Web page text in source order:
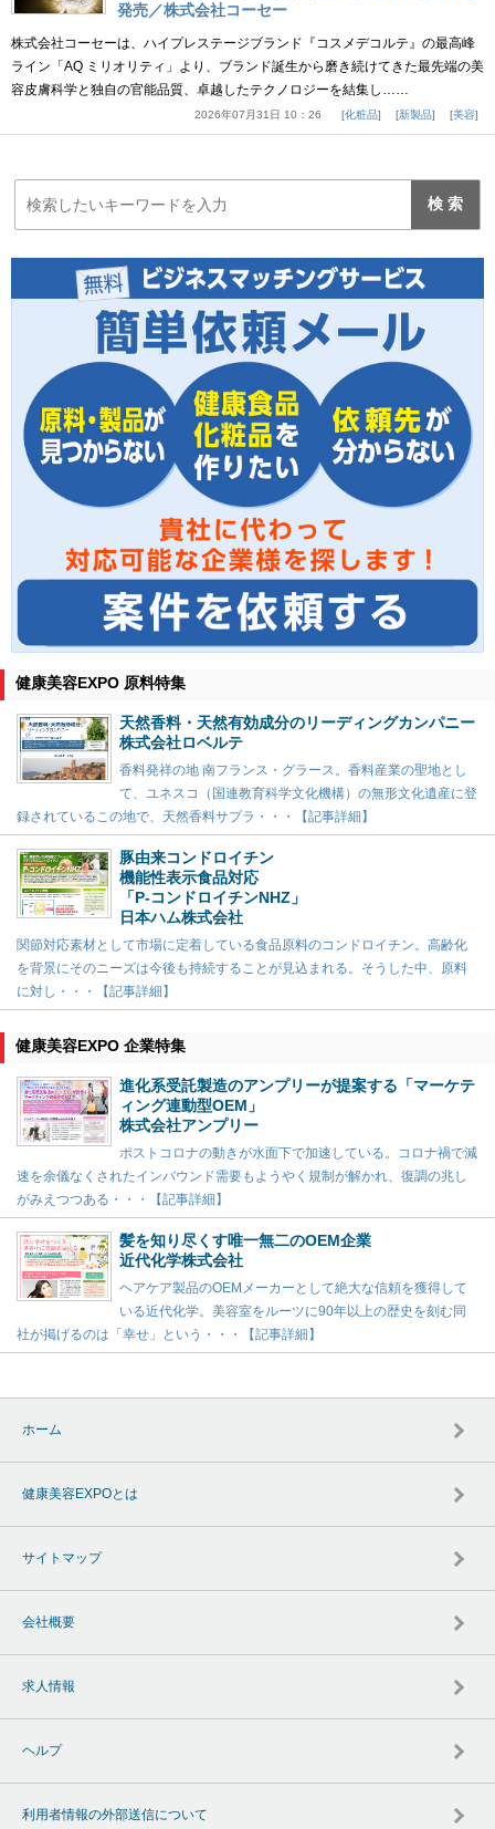
発売／株式会社コーセー
株式会社コーセーは、ハイプレステージブランド『コスメデコルテ』の最高峰
ライン「AQ ミリオリティ」より、ブランド誕生から磨き続けてきた最先端の美
容皮膚科学と独自の官能品質、卓越したテクノロジーを結集し……
2026年07月31日 10：26 化粧品 新製品 美容
健康美容EXPO 原料特集
天然香料・天然有効成分のリーディングカンパニー
株式会社ロベルテ
香料発祥の地 南フランス・グラース。香料産業の聖地とし
て、ユネスコ（国連教育科学文化機構）の無形文化遺産に登
録されているこの地で、天然香料サプラ・・・【記事詳細】
豚由来コンドロイチン
機能性表示食品対応
「P-コンドロイチンNHZ」
日本ハム株式会社
関節対応素材として市場に定着している食品原料のコンドロイチン。高齢化
を背景にそのニーズは今後も持続することが見込まれる。そうした中、原料
に対し・・・【記事詳細】
健康美容EXPO 企業特集
進化系受託製造のアンプリーが提案する「マーケテ
ィング連動型OEM」
株式会社アンプリー
ポストコロナの動きが水面下で加速している。コロナ禍で減
速を余儀なくされたインバウンド需要もようやく規制が解かれ、復調の兆し
がみえつつある・・・【記事詳細】
髪を知り尽くす唯一無二のOEM企業
近代化学株式会社
ヘアケア製品のOEMメーカーとして絶大な信頼を獲得して
いる近代化学。美容室をルーツに90年以上の歴史を刻む同
社が掲げるのは「幸せ」という・・・【記事詳細】
ホーム
健康美容EXPOとは
サイトマップ
会社概要
求人情報
ヘルプ
利用者情報の外部送信について